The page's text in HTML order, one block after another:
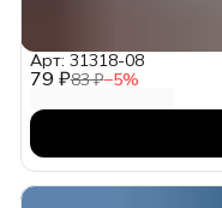
79 ₽83 ₽−5%
Арт: 31318-08